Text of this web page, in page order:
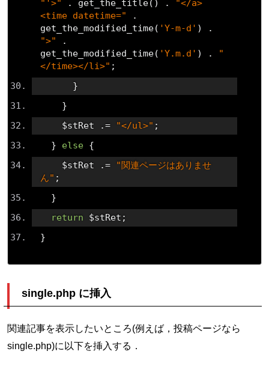
"'>"
. get_the_title() .
"</a>
<time datetime="
.
get_the_modified_time( 'Y-m-d' )
.
">"
.
get_the_modified_time( 'Y.m.d' ) .
"
</time></li>" ;
}
}
    $stRet
.= "</ul>" ;
}
else {
    $stRet
.=
"関連ページはありませ
ん" ;
}
return $stRet ;
}
single.php に挿入
関連記事を表示したいところ(例えば，投稿ページなら
single.php)に以下を挿入する．